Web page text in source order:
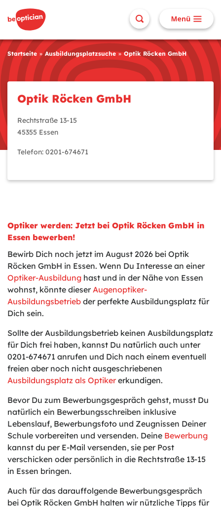
Startseite Ausbildungsplatzsuche Optik Röcken GmbH
Optik Röcken GmbH
Rechtstraße 13-15
45355 Essen
Telefon: 0201-674671
Optiker werden: Jetzt bei Optik Röcken GmbH in
Essen bewerben!
Bewirb Dich noch jetzt im August 2026 bei Optik
Röcken GmbH in Essen. Wenn Du Interesse an einer
Optiker-Ausbildung hast und in der Nähe von Essen
wohnst, könnte dieser Augenoptiker-
Ausbildungsbetrieb der perfekte Ausbildungsplatz für
Dich sein.
Sollte der Ausbildungsbetrieb keinen Ausbildungsplatz
für Dich frei haben, kannst Du natürlich auch unter
0201-674671 anrufen und Dich nach einem eventuell
freien aber noch nicht ausgeschriebenen
Ausbildungsplatz als Optiker erkundigen.
Bevor Du zum Bewerbungsgespräch gehst, musst Du
natürlich ein Bewerbungsschreiben inklusive
Lebenslauf, Bewerbungsfoto und Zeugnissen Deiner
Schule vorbereiten und versenden. Deine Bewerbung
kannst du per E-Mail versenden, sie per Post
verschicken oder persönlich in die Rechtstraße 13-15
in Essen bringen.
Auch für das darauffolgende Bewerbungsgespräch
bei Optik Röcken GmbH halten wir nützliche Tipps für